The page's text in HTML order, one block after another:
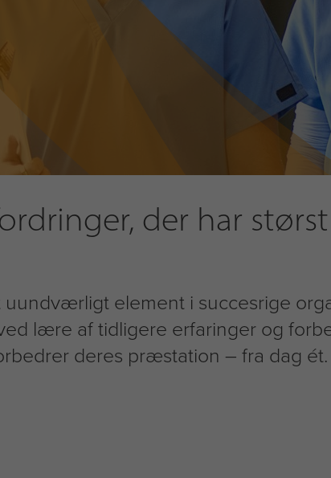
der har
element i succesrige
lære af tidligere erfaringer og
deres præstation – fra dag ét.